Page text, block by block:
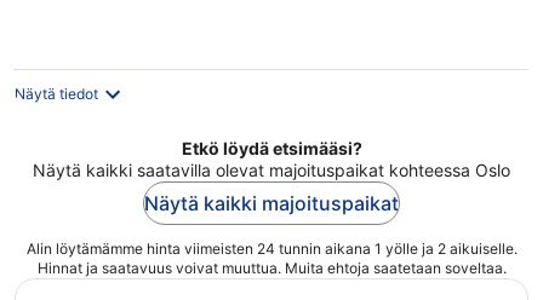
Näytä tiedot
Etkö löydä etsimääsi?
Näytä kaikki saatavilla olevat majoituspaikat kohteessa Oslo
Näytä kaikki majoituspaikat
Alin löytämämme hinta viimeisten 24 tunnin aikana 1 yölle ja 2 aikuiselle.
Hinnat ja saatavuus voivat muuttua. Muita ehtoja saatetaan soveltaa.